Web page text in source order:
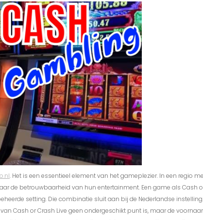
. Het is een essentieel element van het gameplezier. In een regio
de betrouwbaarheid van hun entertainment. Een game als Cash
setting. Die combinatie sluit aan bij de Nederlandse
Cash or Crash Live geen ondergeschikt punt is, maar de